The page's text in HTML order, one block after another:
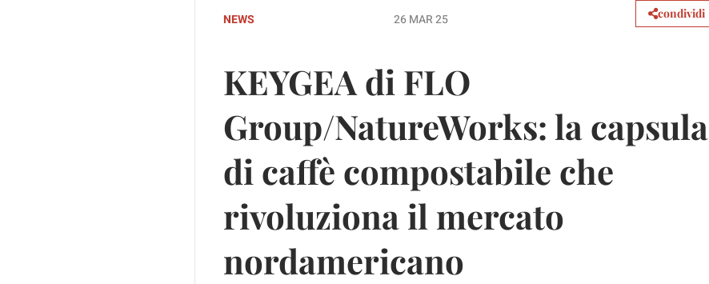
NEWS 26 MAR 25 condividi
KEYGEA di FLO
Group/NatureWorks: la capsula
di caffè compostabile che
rivoluziona il mercato
nordamericano